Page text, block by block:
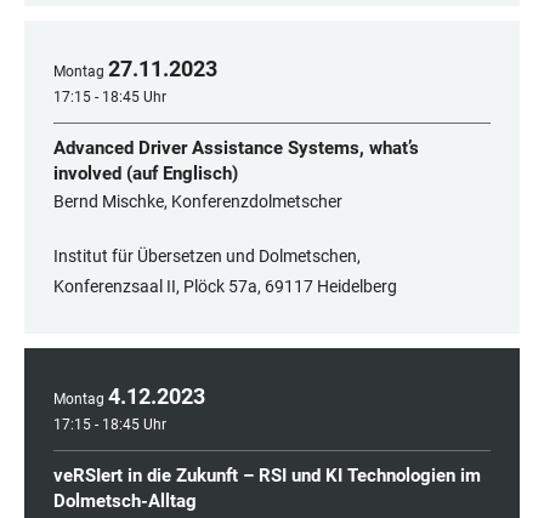
Montag 27.11.2023
17:15 - 18:45 Uhr
Advanced Driver Assistance Systems, what’s
involved (auf Englisch)
Bernd Mischke, Konferenzdolmetscher
Institut für Übersetzen und Dolmetschen,
Konferenzsaal II, Plöck 57a, 69117 Heidelberg
Montag 4.12.2023
17:15 - 18:45 Uhr
veRSIert in die Zukunft – RSI und KI Technologien im
Dolmetsch-Alltag